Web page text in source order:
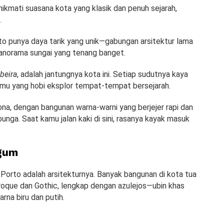
suasana kota yang klasik dan penuh sejarah,
punya daya tarik yang unik—gabungan arsitektur lama
sungai yang tenang banget.
, adalah jantungnya kota ini. Setiap sudutnya kaya
yang hobi eksplor tempat-tempat bersejarah.
dengan bangunan warna-warni yang berjejer rapi dan
Saat kamu jalan kaki di sini, rasanya kayak masuk
adalah arsitekturnya. Banyak bangunan di kota tua
dan Gothic, lengkap dengan azulejos—ubin khas
biru dan putih.